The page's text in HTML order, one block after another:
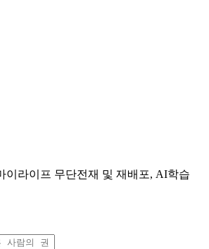
라이프 무단전재 및 재배포, AI학습